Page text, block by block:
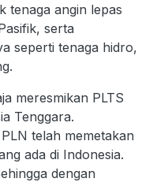
tenaga angin lepas
serta
seperti tenaga hidro,
meresmikan PLTS
Tenggara.
telah memetakan
ada di Indonesia.
dengan